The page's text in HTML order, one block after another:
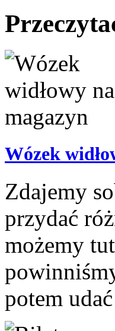
Wózek
Zdajemy
przydać
możemy
potem